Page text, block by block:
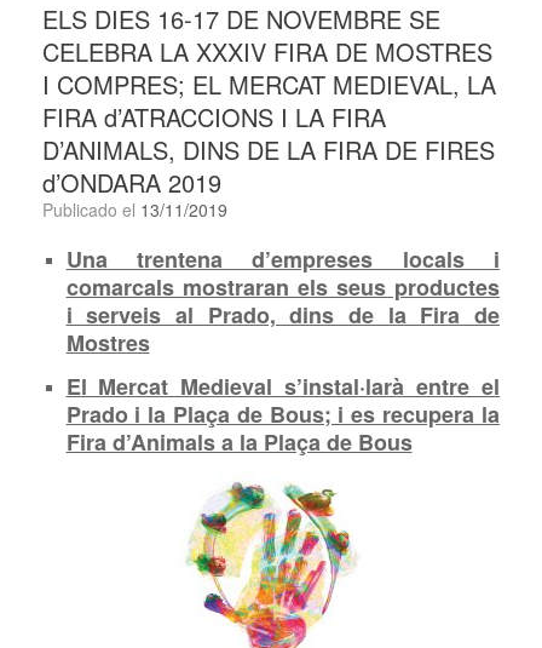
ELS DIES 16-17 DE NOVEMBRE SE
CELEBRA LA XXXIV FIRA DE MOSTRES
I COMPRES; EL MERCAT MEDIEVAL, LA
FIRA d’ATRACCIONS I LA FIRA
D’ANIMALS, DINS DE LA FIRA DE FIRES
d’ONDARA 2019
Publicado el 13/11/2019
Una trentena d’empreses locals i
comarcals mostraran els seus productes
i serveis al Prado, dins de la Fira de
Mostres
El Mercat Medieval s’instal·larà entre el
Prado i la Plaça de Bous; i es recupera la
Fira d’Animals a la Plaça de Bous